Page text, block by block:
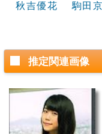
秋吉優花 駒田
推定関連画像